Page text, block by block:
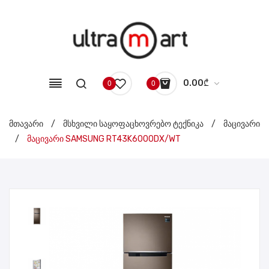
0 0 0.00₾
No products in the cart.
მთავარი / მსხვილი საყოფაცხოვრებო ტექნიკა /
მაცივარი
/
მაცივარი SAMSUNG RT43K6000DX/WT